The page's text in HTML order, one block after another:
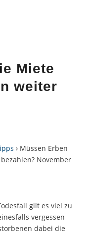
Miete
weiter
› Müssen Erben
November
gilt es viel zu
vergessen
dabei die